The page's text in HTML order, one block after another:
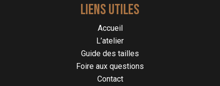
LIENS UTILES
Accueil
L’atelier
Guide des tailles
Foire aux questions
Contact